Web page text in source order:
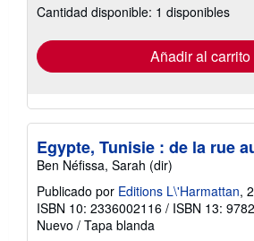
las
tarifas
envío
Cantidad disponible: 1 disponibles
Añadir al carrito
Egypte, Tunisie : de la rue
Ben Néfissa, Sarah (dir)
Publicado por Editions L\'Harmattan,
ISBN 10: 2336002116 / ISBN 13:
Nuevo / Tapa blanda